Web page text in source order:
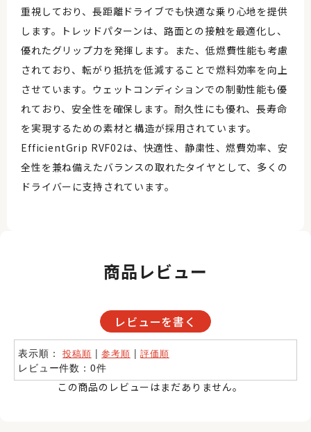
重視しており、長距離ドライブでも快適な乗り心地を提供
します。トレッドパターンは、路面との接触を最適化し、
優れたグリップ力を発揮します。また、低燃費性能も考慮
されており、転がり抵抗を低減することで燃料効率を向上
させています。ウェットコンディションでの制動性能も優
れており、安全性を確保します。耐久性にも優れ、長寿命
を実現するための素材と構造が採用されています。
EfficientGrip RVF02は、快適性、静粛性、燃費効率、安
全性を兼ね備えたバランスの取れたタイヤとして、多くの
ドライバーに支持されています。
商品レビュー
レビューを書く
表示順：投稿順 |参考順 |評価順
レビュー件数：0件
この商品のレビューはまだありません。